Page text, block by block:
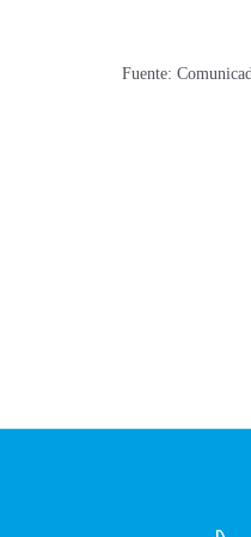
Fuente: